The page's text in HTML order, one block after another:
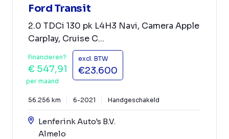
Ford Transit
2.0 TDCi 130 pk L4H3 Navi, Camera Apple
Carplay, Cruise C...
Financieren?
€ 547,91
per maand
excl. BTW
€23.600
56.256 km 6-2021 Handgeschakeld
Lenferink Auto's B.V.
Almelo